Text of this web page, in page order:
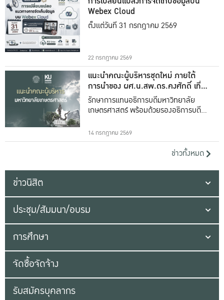
Webex Cloud
ตั้งแต่วันที่ 31 กรกฎาคม 2569
22 กรกฎาคม 2569
แนะนำคณะผู้บริหารชุดใหม่ ภายใต้
การนำของ ผศ.น.สพ.ดร.คงศักดิ์ เที่ยง
ธรรม
รักษาการแทนอธิการบดีมหาวิทยาลัย
เกษตรศาสตร์ พร้อมด้วยรองอธิการบดีทั้ง
14 กรกฎาคม 2569
ข่าวทั้งหมด
ข่าวนิสิต
ประชุม/สัมมนา/อบรม
การศึกษา
จัดซื้อจัดจ้าง
รับสมัครบุคลากร